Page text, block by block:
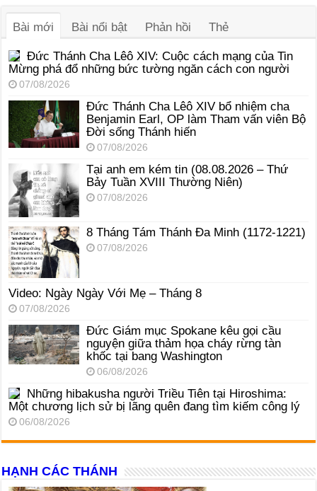
Bài mới Bài nổi bật Phản hồi Thẻ
Đức Thánh Cha Lêô XIV: Cuộc cách mạng của Tin
Mừng phá đổ những bức tường ngăn cách con người
07/08/2026
Đức Thánh Cha Lêô XIV bổ nhiệm cha
Benjamin Earl, OP làm Tham vấn viên Bộ
Đời sống Thánh hiến
07/08/2026
Tại anh em kém tin (08.08.2026 – Thứ
Bảy Tuần XVIII Thường Niên)
07/08/2026
8 Tháng Tám Thánh Ða Minh (1172-1221)
07/08/2026
Video: Ngày Ngày Với Mẹ – Tháng 8
07/08/2026
Đức Giám mục Spokane kêu gọi cầu
nguyện giữa thảm họa cháy rừng tàn
khốc tại bang Washington
06/08/2026
Những hibakusha người Triều Tiên tại Hiroshima:
Một chương lịch sử bị lãng quên đang tìm kiếm công lý
06/08/2026
HẠNH CÁC THÁNH